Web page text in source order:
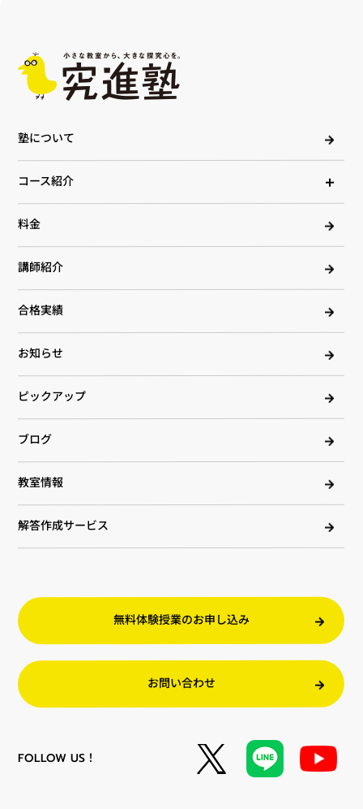
塾について
コース紹介
料金
講師紹介
合格実績
お知らせ
ピックアップ
ブログ
教室情報
解答作成サービス
無料体験授業のお申し込み
お問い合わせ
FOLLOW US！